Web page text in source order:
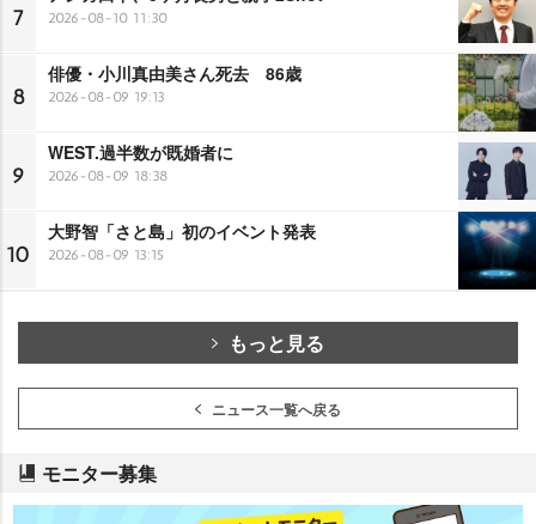
7 2026-08-10 11:30
8
俳優・小川真由美さん死去 86歳
2026-08-09 19:13
9
WEST.過半数が既婚者に
2026-08-09 18:38
10
大野智「さと島」初のイベント発表
2026-08-09 13:15
もっと見る
ニュース一覧へ戻る
モニター募集